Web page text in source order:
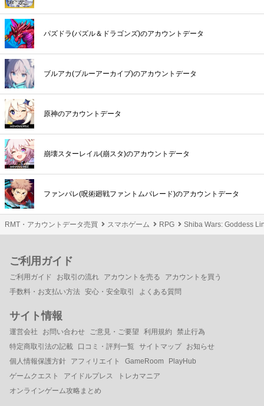
パズドラ(パズル＆ドラゴンズ)のアカウントデータ
ブルアカ(ブルーアーカイブ)のアカウントデータ
原神のアカウントデータ
崩壊スターレイル(崩スタ)のアカウントデータ
ファンパレ(呪術廻戦ファントムパレード)のアカウントデータ
RMT・アカウントデータ売買 スマホゲーム RPG Shiba Wars: Goddess
ご利用ガイド
ご利用ガイド お取引の流れ アカウントを売る
アカウントを買う
手数料・お支払い方法 安心・安全取引 よくある質問
サイト情報
運営会社 お問い合わせ ご意見・ご要望 利用規約
禁止行為
特定商取引法の記載
口コミ・評判一覧 サイトマップ
お知らせ
個人情報保護方針
アフィリエイト GameRoom
PlayHub
ゲームクエスト
アイドルプレス
トレカマニア
オンラインゲーム攻略まとめ